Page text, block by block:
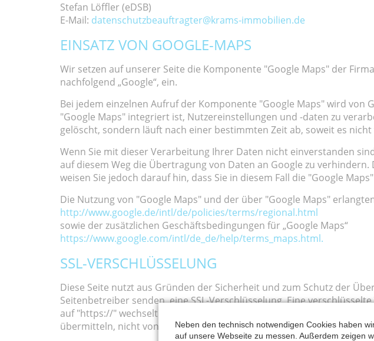
Stefan Löffler (eDSB)
E-Mail: datenschutzbeauftragter@krams-immobilien.de
EINSATZ VON GOOGLE-MAPS
Wir setzen auf unserer Seite die Komponente "Google Maps" der
nachfolgend „Google“, ein.
Bei jedem einzelnen Aufruf der Komponente "Google Maps" wird von
"Google Maps" integriert ist, Nutzereinstellungen und -daten zu
gelöscht, sondern läuft nach einer bestimmten Zeit ab, soweit es
Wenn Sie mit dieser Verarbeitung Ihrer Daten nicht einverstanden
auf diesem Weg die Übertragung von Daten an Google zu
weisen Sie jedoch darauf hin, dass Sie in diesem Fall die "Google
Die Nutzung von "Google Maps" und der über "Google Maps"
http://www.google.de/intl/de/policies/terms/regional.html
sowie der zusätzlichen Geschäftsbedingungen für „Google Maps“
https://www.google.com/intl/de_de/help/terms_maps.html.
SSL-VERSCHLÜSSELUNG
Diese Seite nutzt aus Gründen der Sicherheit und zum Schutz der
Seitenbetreiber senden, eine SSL-Verschlüsselung. Eine
auf "https://" wechselt und an dem Schloss-Symbol in Ihrer
übermitteln, nicht von Dritten mitgelesen werden.
Neben den technisch notwendigen Cookies haben
auf unsere Webseite zu messen. Außerdem zeigen